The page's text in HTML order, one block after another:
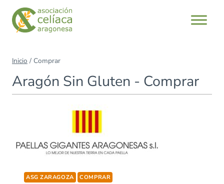
Saltar
contenido
Inicio / Comprar
Aragón Sin Gluten - Comprar
ASG ZARAGOZA COMPRAR